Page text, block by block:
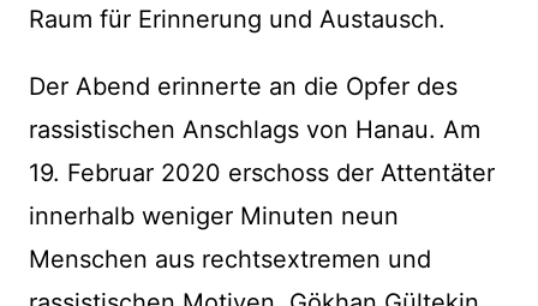
Raum für Erinnerung und Austausch.
Der Abend erinnerte an die Opfer des
rassistischen Anschlags von Hanau. Am
19. Februar 2020 erschoss der Attentäter
innerhalb weniger Minuten neun
Menschen aus rechtsextremen und